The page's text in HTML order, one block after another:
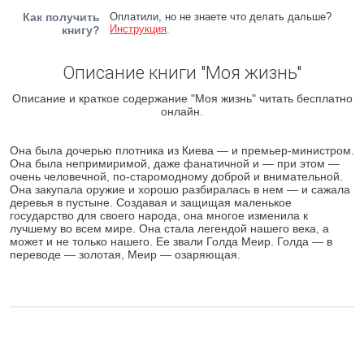
Как получить
книгу?
Оплатили, но не знаете что делать дальше?
Инструкция.
Описание книги "Моя жизнь"
Описание и краткое содержание "Моя жизнь" читать бесплатно
онлайн.
Она была дочерью плотника из Киева — и премьер-министром.
Она была непримиримой, даже фанатичной и — при этом —
очень человечной, по-старомодному доброй и внимательной.
Она закупала оружие и хорошо разбиралась в нем — и сажала
деревья в пустыне. Создавая и защищая маленькое
государство для своего народа, она многое изменила к
лучшему во всем мире. Она стала легендой нашего века, а
может и не только нашего. Ее звали Голда Меир. Голда — в
переводе — золотая, Меир — озаряющая.